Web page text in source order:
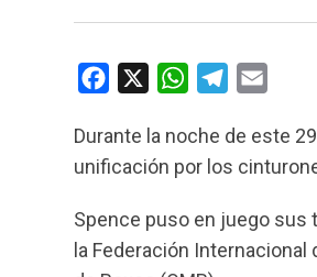
c
e
o
o
W
a
t
A
p
l
e
r
a
a
i
Durante la noche de este
unificación por los
Spence puso en juego sus
la Federación